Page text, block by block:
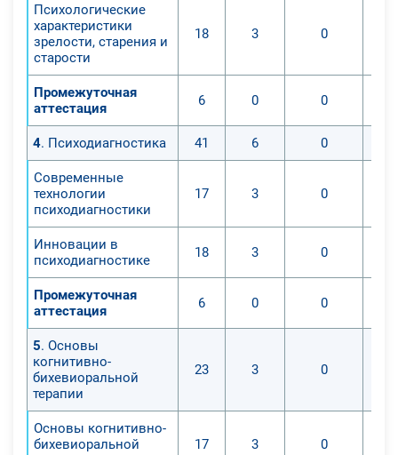
Психологические
характеристики
зрелости, старения и
старости
18 3 0
Промежуточная
аттестация
6 0 0
4. Психодиагностика 41 6 0
Современные
технологии
психодиагностики
17 3 0
Инновации в
психодиагностике
18 3 0
Промежуточная
аттестация
6 0 0
5. Основы
когнитивно-
бихевиоральной
терапии
23 3 0
Основы когнитивно-
бихевиоральной
17 3 0